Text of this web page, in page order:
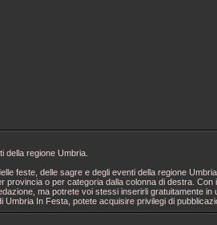
della regione Umbria.
feste, delle sagre e degli eventi della regione
provincia o per categoria dalla colonna di destra.
ma potrete voi stessi inserirli gratuitamente
Umbria In Festa, potete acquisire privilegi di